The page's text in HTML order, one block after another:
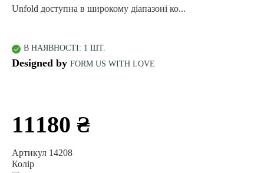
Unfold доступна в широкому діапазоні ко...
В НАЯВНОСТІ: 1 ШТ.
Designed by FORM US WITH LOVE
11180 ₴
Артикул 14208
Колір